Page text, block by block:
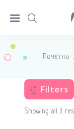
Почетна
Filters
Showing all 3